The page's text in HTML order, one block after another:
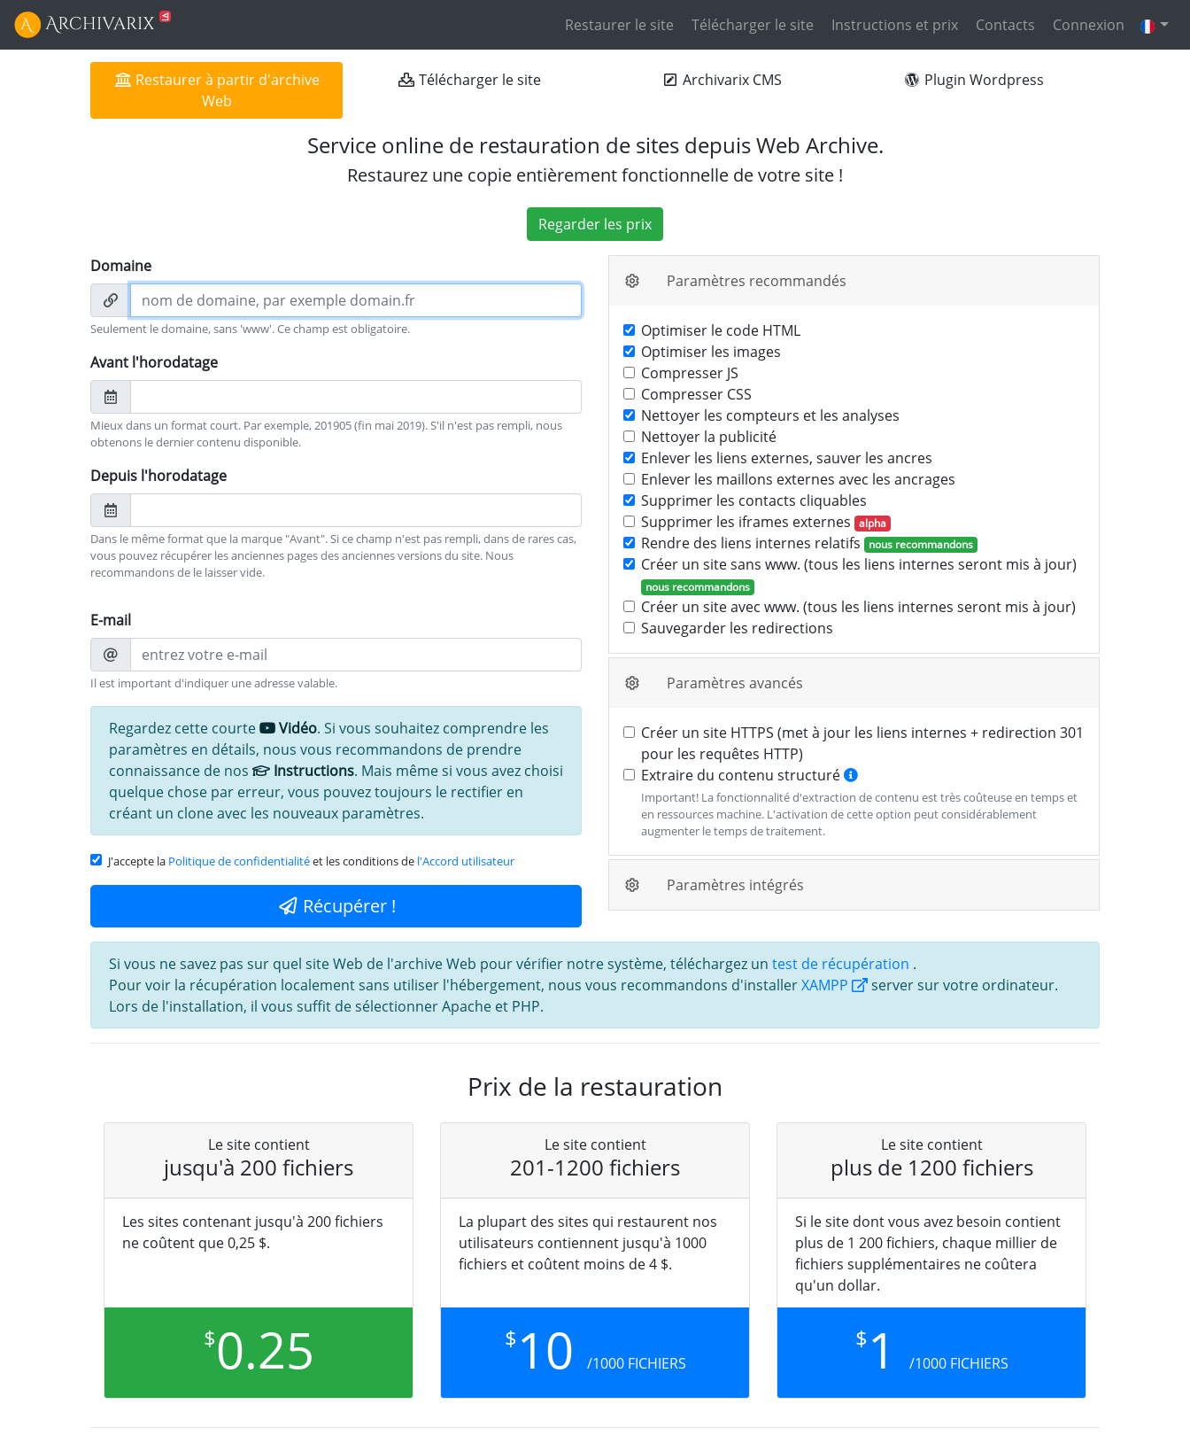
Restaurer le site Télécharger le site Instructions et prix Contacts Connexion
Restaurer à partir d'archive
Web
Télécharger le site Archivarix CMS Plugin Wordpress
Service online de restauration de sites depuis Web Archive.
Restaurez une copie entièrement fonctionnelle de votre site !
Regarder les prix
Domaine
Seulement le domaine, sans 'www'. Ce champ est obligatoire.
Avant l'horodatage
Mieux dans un format court. Par exemple, 201905 (fin mai 2019). S'il n'est pas rempli, nous
obtenons le dernier contenu disponible.
Depuis l'horodatage
Dans le même format que la marque "Avant". Si ce champ n'est pas rempli, dans de rares cas,
vous pouvez récupérer les anciennes pages des anciennes versions du site. Nous
recommandons de le laisser vide.
E-mail
Il est important d'indiquer une adresse valable.
Regardez cette courte Vidéo. Si vous souhaitez comprendre les
paramètres en détails, nous vous recommandons de prendre
connaissance de nos
Instructions. Mais même si vous avez choisi
quelque chose par erreur, vous pouvez toujours le rectifier en
créant un clone avec les nouveaux paramètres.
J'accepte la Politique de confidentialitéet les conditions de l'Accord utilisateur
Récupérer !
Paramètres recommandés
Optimiser le code HTML
Optimiser les images
Compresser JS
Compresser CSS
Nettoyer les compteurs et les analyses
Nettoyer la publicité
Enlever les liens externes, sauver les ancres
Enlever les maillons externes avec les ancrages
Supprimer les contacts cliquables
Supprimer les iframes externes alpha
Rendre des liens internes relatifs nous recommandons
Créer un site sans www. (tous les liens internes seront mis à jour)
nous recommandons
Créer un site avec www. (tous les liens internes seront mis à jour)
Sauvegarder les redirections
Paramètres avancés
Créer un site HTTPS (met à jour les liens internes + redirection 301
pour les requêtes HTTP)
Extraire du contenu structuré
Important! La fonctionnalité d'extraction de contenu est très coûteuse en temps et
en ressources machine. L'activation de cette option peut considérablement
augmenter le temps de traitement.
Paramètres intégrés
Si vous ne savez pas sur quel site Web de l'archive Web pour vérifier notre système, téléchargez un test de récupération .
Pour voir la récupération localement sans utiliser l'hébergement, nous vous recommandons d'installerXAMPP
server sur votre ordinateur.
Lors de l'installation, il vous suffit de sélectionner Apache et PHP.
Prix de la restauration
Le site contient
jusqu'à 200 fichiers
Les sites contenant jusqu'à 200 fichiers
ne coûtent que 0,25 $.
$0.25
Le site contient
201-1200 fichiers
La plupart des sites qui restaurent nos
utilisateurs contiennent jusqu'à 1000
fichiers et coûtent moins de 4 $.
$10 /1000 FICHIERS
Le site contient
plus de 1200 fichiers
Si le site dont vous avez besoin contient
plus de 1 200 fichiers, chaque millier de
fichiers supplémentaires ne coûtera
qu'un dollar.
$1 /1000 FICHIERS